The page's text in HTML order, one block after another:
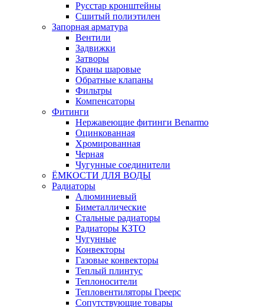
Русстар кронштейны
Сшитый полиэтилен
Запорная арматура
Вентили
Задвижки
Затворы
Краны шаровые
Обратные клапаны
Фильтры
Компенсаторы
Фитинги
Нержавеющие фитинги Benarmo
Оцинкованная
Хромированная
Черная
Чугунные соединители
ЁМКОСТИ ДЛЯ ВОДЫ
Радиаторы
Алюминиевый
Биметаллические
Стальные радиаторы
Радиаторы КЗТО
Чугунные
Конвекторы
Газовые конвекторы
Теплый плинтус
Теплоносители
Тепловентиляторы Греерс
Сопутствующие товары